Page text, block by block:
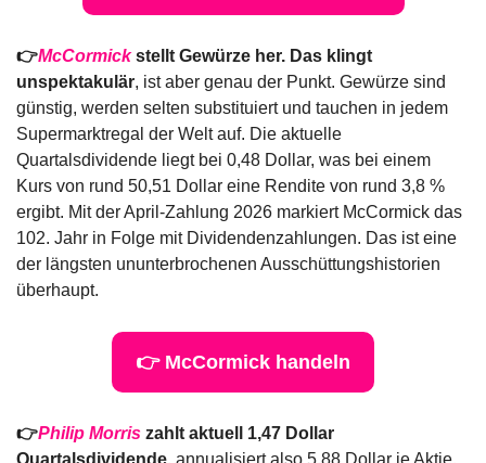
👉McCormick stellt Gewürze her. Das klingt
unspektakulär, ist aber genau der Punkt. Gewürze sind
günstig, werden selten substituiert und tauchen in jedem
Supermarktregal der Welt auf. Die aktuelle
Quartalsdividende liegt bei 0,48 Dollar, was bei einem
Kurs von rund 50,51 Dollar eine Rendite von rund 3,8 %
ergibt. Mit der April-Zahlung 2026 markiert McCormick das
102. Jahr in Folge mit Dividendenzahlungen. Das ist eine
der längsten ununterbrochenen Ausschüttungshistorien
überhaupt.
👉 McCormick handeln
👉Philip Morris zahlt aktuell 1,47 Dollar
Quartalsdividende, annualisiert also 5,88 Dollar je Aktie,